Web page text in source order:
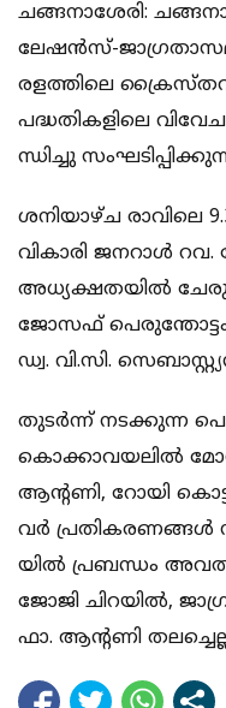
ച​​​ങ്ങ​​​നാ​​​ശേ​​രി:
ലേ​​​ഷ​​​ന്‍സ്-​​​
ര​​​ള​​​ത്തി​​​ലെ
പ​​​ദ്ധ​​​തി​​​ക​​​ളി​​​ലെ
ന്ധി​​​ച്ചു
ശ​​നി​​യാ​​ഴ്ച രാ​​​വി​​​ലെ
വി​​​കാ​​​രി ജ​​​ന​​​റാ​​​ള്‍
അ​​​ധ്യ​​ക്ഷ​​​ത​​​യി​​​ല്‍
ജോ​​​സ​​​ഫ്
ഡ്വ. വി.​​​സി.
തു​​​ട​​​ര്‍ന്ന് ന​​​ട​​​ക്കു​​​ന്ന
കൊ​​​ക്കാ​​​വ​​​യ​​​ലി​​​ല്‍
ആ​​​ന്‍റ​​ണി, റോ​​​യി
വ​​​ര്‍ പ്ര​​​തി​​​ക​​​ര​​​ണ​​​ങ്ങ​​​ള്‍
യി​​​ല്‍ പ്ര​​​ബ​​​ന്ധം
ജോ​​​ജി ചി​​​റ​​​യി​​​ല്‍,
ഫാ. ​​​ആ​​​ന്‍റ​​ണി